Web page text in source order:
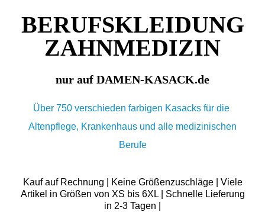
BERUFSKLEIDUNG
ZAHNMEDIZIN
nur auf DAMEN-KASACK.de
Über 750 verschieden farbigen Kasacks für die
Altenpflege, Krankenhaus und alle medizinischen
Berufe
Kauf auf Rechnung | Keine Größenzuschläge | Viele
Artikel in Größen von XS bis 6XL | Schnelle Lieferung
in 2-3 Tagen |